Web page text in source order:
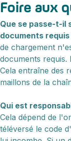
Foire aux
Que se passe-t-il
documents requis
de chargement
documents
Cela entraîne des
maillons de la
Qui est
Cela dépend de
téléversé le code